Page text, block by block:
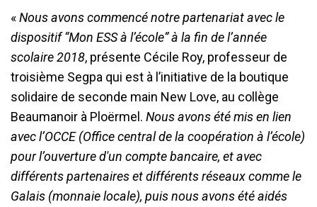
«Nous avons commencé notre partenariat avec le
dispositif “Mon ESS à l’école” à la fin de l’année
scolaire 2018, présente Cécile Roy, professeur de
troisième Segpa qui est à l’initiative de la boutique
solidaire de seconde main New Love, au collège
Beaumanoir à Ploërmel. Nous avons été mis en lien
avec l’OCCE (Office central de la coopération à l’école)
pour l’ouverture d'un compte bancaire, et avec
différents partenaires et différents réseaux comme le
Galais (monnaie locale), puis nous avons été aidés